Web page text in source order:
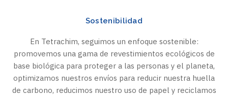
Sostenibilidad
En Tetrachim, seguimos un enfoque sostenible:
promovemos una gama de revestimientos ecológicos de
base biológica para proteger a las personas y el planeta,
optimizamos nuestros envíos para reducir nuestra huella
de carbono, reducimos nuestro uso de papel y reciclamos